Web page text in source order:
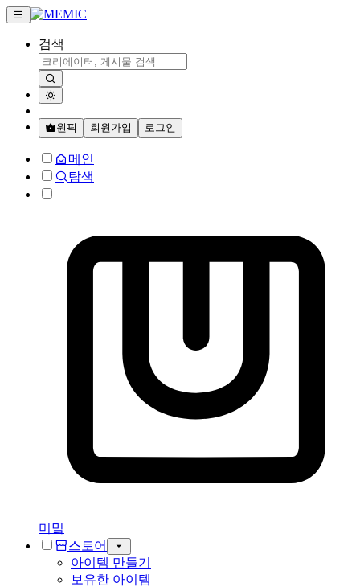
검색
원픽 회원가입 로그인
메인
탐색
미밐
스토어
아이템 만들기
보유한 아이템